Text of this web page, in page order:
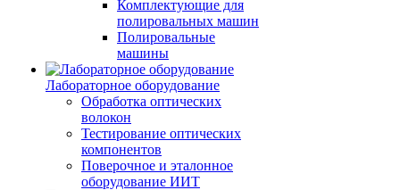
Комплектующие для
полировальных машин
Полировальные
машины
Лабораторное оборудование
Обработка оптических
волокон
Тестирование оптических
компонентов
Поверочное и эталонное
оборудование ИИТ